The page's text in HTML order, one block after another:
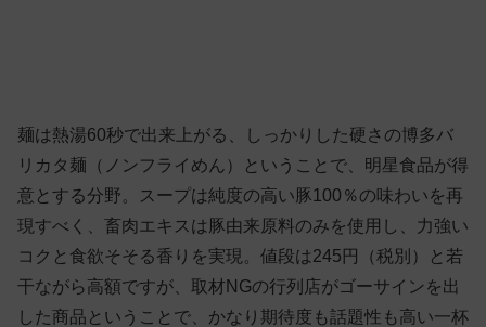
麺は熱湯60秒で出来上がる、しっかりした硬さの博多バ
リカタ麺（ノンフライめん）ということで、明星食品が得
意とする分野。スープは純度の高い豚100％の味わいを再
現すべく、畜肉エキスは豚由来原料のみを使用し、力強い
コクと食欲そそる香りを実現。値段は245円（税別）と若
干ながら高額ですが、取材NGの行列店がゴーサインを出
した商品ということで、かなり期待度も話題性も高い一杯